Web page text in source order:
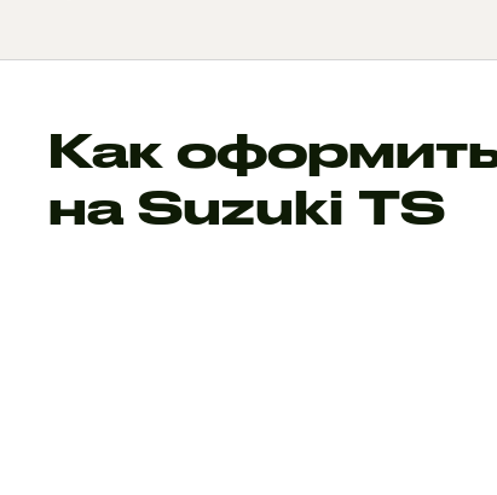
Как
на Suzuki TS